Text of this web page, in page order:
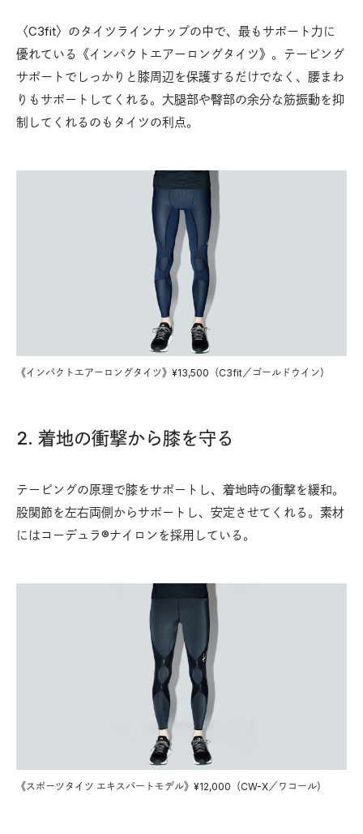
〈C3fit〉のタイツラインナップの中で、最もサポート力に
優れている《インパクトエアーロングタイツ》。テーピング
サポートでしっかりと膝周辺を保護するだけでなく、腰まわ
りもサポートしてくれる。大腿部や臀部の余分な筋振動を抑
制してくれるのもタイツの利点。
《インパクトエアーロングタイツ》¥13,500（C3fit／ゴールドウイン）
2. 着地の衝撃から膝を守る
テーピングの原理で膝をサポートし、着地時の衝撃を緩和。
股関節を左右両側からサポートし、安定させてくれる。素材
にはコーデュラ®ナイロンを採用している。
《スポーツタイツ エキスパートモデル》¥12,000（CW-X／ワコール）